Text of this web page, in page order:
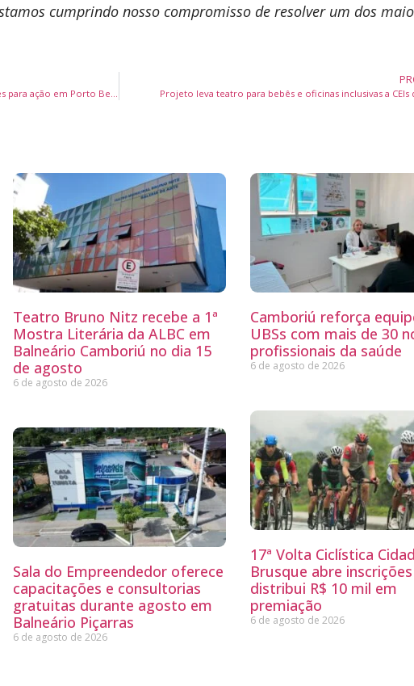
cumprindo nosso compromisso de resolver um dos
Projeto leva teatro para bebês e oficinas inclusivas a CEIs
Teatro Bruno Nitz recebe a 1ª
Mostra Literária da ALBC em
Balneário Camboriú no dia 15
de agosto
6 de agosto de 2026
Camboriú reforça
UBSs com mais de 30
profissionais da saúde
6 de agosto de 2026
Sala do Empreendedor oferece
capacitações e consultorias
gratuitas durante agosto em
Balneário Piçarras
6 de agosto de 2026
17ª Volta Ciclística
Brusque abre
distribui R$ 10 mil em
premiação
6 de agosto de 2026